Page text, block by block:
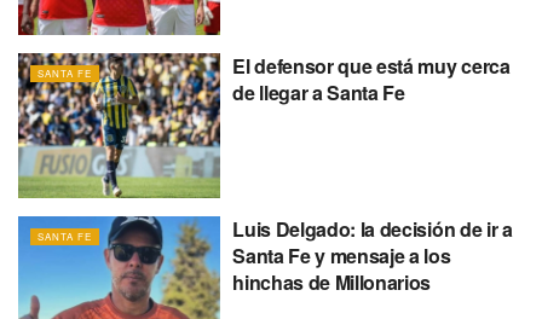
SANTA FE
El defensor que está muy cerca
de llegar a Santa Fe
SANTA FE
Luis Delgado: la decisión de ir a
Santa Fe y mensaje a los
hinchas de Millonarios